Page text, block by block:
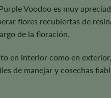
Purple Voodoo es muy
flores recubiertas de
de la floración.
en interior como en
de manejar y cosechas